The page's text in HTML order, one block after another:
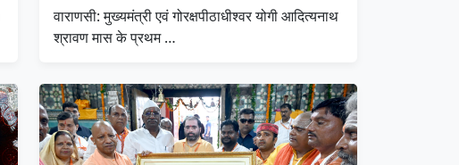
वाराणसी: मुख्यमंत्री एवं गोरक्षपीठाधीश्वर योगी आदित्यनाथ
श्रावण मास के प्रथम …